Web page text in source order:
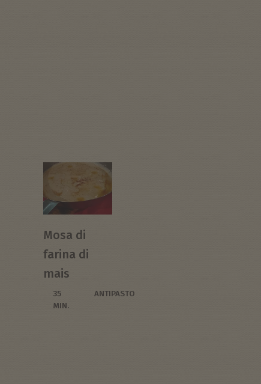
Mosa di
farina di
mais
35
MIN.
ANTIPASTO